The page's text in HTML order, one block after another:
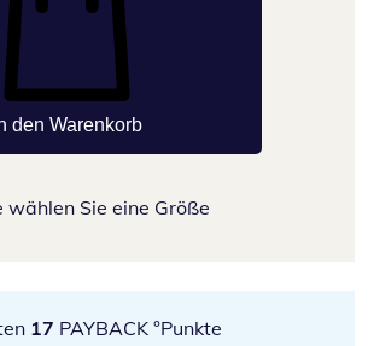
den Warenkorb
wählen Sie eine Größe
17 PAYBACK °Punkte